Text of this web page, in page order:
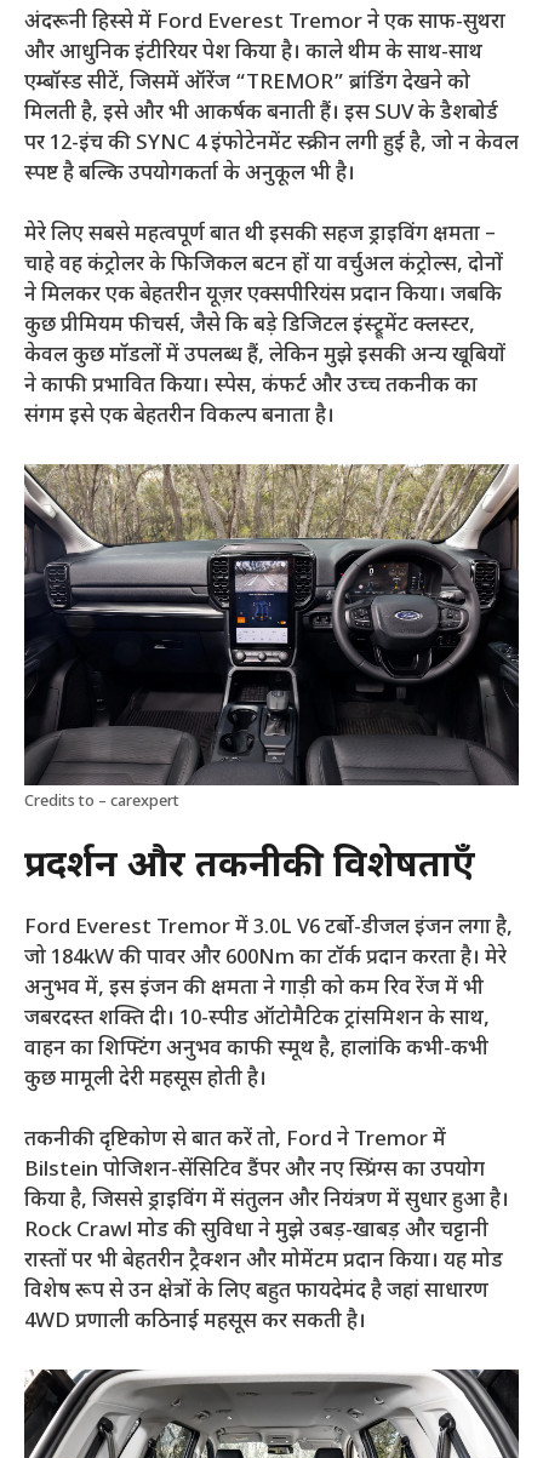
अंदरूनी हिस्से में Ford Everest Tremor ने एक साफ-सुथरा
और आधुनिक इंटीरियर पेश किया है। काले थीम के साथ-साथ
एम्बॉस्ड सीटें, जिसमें ऑरेंज “TREMOR” ब्रांडिंग देखने को
मिलती है, इसे और भी आकर्षक बनाती हैं। इस SUV के डैशबोर्ड
पर 12-इंच की SYNC 4 इंफोटेनमेंट स्क्रीन लगी हुई है, जो न केवल
स्पष्ट है बल्कि उपयोगकर्ता के अनुकूल भी है।
मेरे लिए सबसे महत्वपूर्ण बात थी इसकी सहज ड्राइविंग क्षमता –
चाहे वह कंट्रोलर के फिजिकल बटन हों या वर्चुअल कंट्रोल्स, दोनों
ने मिलकर एक बेहतरीन यूज़र एक्सपीरियंस प्रदान किया। जबकि
कुछ प्रीमियम फीचर्स, जैसे कि बड़े डिजिटल इंस्ट्रूमेंट क्लस्टर,
केवल कुछ मॉडलों में उपलब्ध हैं, लेकिन मुझे इसकी अन्य खूबियों
ने काफी प्रभावित किया। स्पेस, कंफर्ट और उच्च तकनीक का
संगम इसे एक बेहतरीन विकल्प बनाता है।
Credits to – carexpert
प्रदर्शन और तकनीकी विशेषताएँ
Ford Everest Tremor में 3.0L V6 टर्बो-डीजल इंजन लगा है,
जो 184kW की पावर और 600Nm का टॉर्क प्रदान करता है। मेरे
अनुभव में, इस इंजन की क्षमता ने गाड़ी को कम रिव रेंज में भी
जबरदस्त शक्ति दी। 10-स्पीड ऑटोमैटिक ट्रांसमिशन के साथ,
वाहन का शिफ्टिंग अनुभव काफी स्मूथ है, हालांकि कभी-कभी
कुछ मामूली देरी महसूस होती है।
तकनीकी दृष्टिकोण से बात करें तो, Ford ने Tremor में
Bilstein पोजिशन-सेंसिटिव डैंपर और नए स्प्रिंग्स का उपयोग
किया है, जिससे ड्राइविंग में संतुलन और नियंत्रण में सुधार हुआ है।
Rock Crawl मोड की सुविधा ने मुझे उबड़-खाबड़ और चट्टानी
रास्तों पर भी बेहतरीन ट्रैक्शन और मोमेंटम प्रदान किया। यह मोड
विशेष रूप से उन क्षेत्रों के लिए बहुत फायदेमंद है जहां साधारण
4WD प्रणाली कठिनाई महसूस कर सकती है।